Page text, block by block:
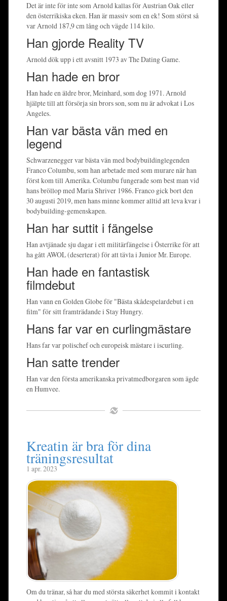
Det är inte för inte som Arnold kallas för Austrian Oak eller
den österrikiska eken. Han är massiv som en ek! Som störst så
var Arnold 187,9 cm lång och vägde 114 kilo.
Han gjorde Reality TV
Arnold dök upp i ett avsnitt 1973 av The Dating Game.
Han hade en bror
Han hade en äldre bror, Meinhard, som dog 1971. Arnold
hjälpte till att försörja sin brors son, som nu är advokat i Los
Angeles.
Han var bästa vän med en
legend
Schwarzenegger var bästa vän med bodybuildinglegenden
Franco Columbu, som han arbetade med som murare när han
först kom till Amerika. Columbu fungerade som best man vid
hans bröllop med Maria Shriver 1986. Franco gick bort den
30 augusti 2019, men hans minne kommer alltid att leva kvar i
bodybuilding-gemenskapen.
Han har suttit i fängelse
Han avtjänade sju dagar i ett militärfängelse i Österrike för att
ha gått AWOL (deserterat) för att tävla i Junior Mr. Europe.
Han hade en fantastisk
filmdebut
Han vann en Golden Globe för "Bästa skådespelardebut i en
film" för sitt framträdande i Stay Hungry.
Hans far var en curlingmästare
Hans far var polischef och europeisk mästare i iscurling.
Han satte trender
Han var den första amerikanska privatmedborgaren som ägde
en Humvee.
Kreatin är bra för dina
träningsresultat
1 apr. 2023
Om du tränar, så har du med största säkerhet kommit i kontakt